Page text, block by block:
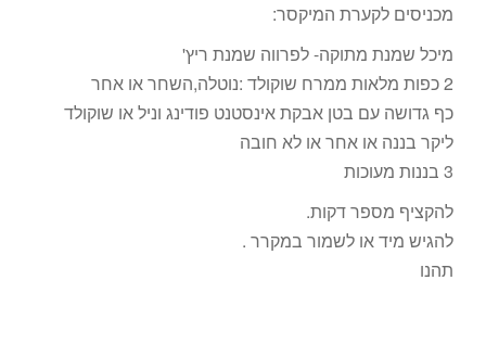
מכניסים לקערת המיקסר:
מיכל שמנת מתוקה- לפרווה שמנת ריץ'
2 כפות מלאות ממרח שוקולד :נוטלה,השחר או אחר
כף גדושה עם בטן אבקת אינסטנט פודינג וניל או שוקולד
ליקר בננה או אחר או לא חובה
3 בננות מעוכות
להקציף מספר דקות.
להגיש מיד או לשמור במקרר .
תהנו